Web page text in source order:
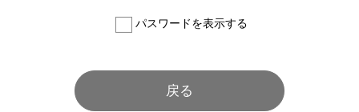
パスワードを表示する
戻る